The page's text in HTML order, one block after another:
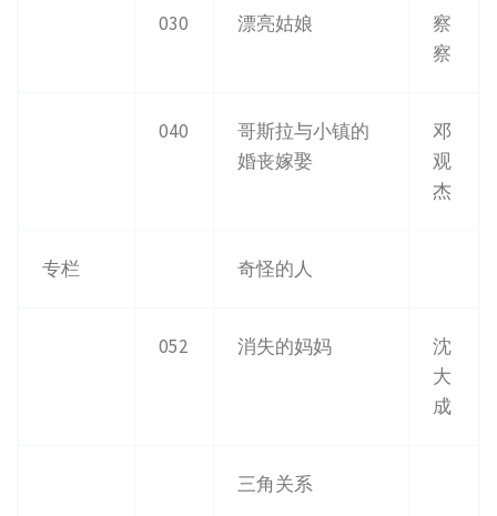
030 漂亮姑娘
察
察
040
哥斯拉与小镇的
婚丧嫁娶
邓
观
杰
专栏 奇怪的人
052 消失的妈妈
沈
大
成
三角关系